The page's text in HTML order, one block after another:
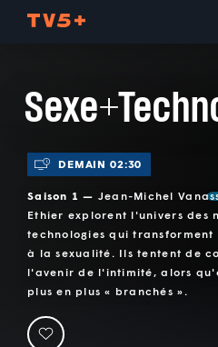
DEMAIN 02:30
Saison 1 — Jean-Michel
Ethier explorent l'univers des
technologies qui
à la sexualité. Ils tentent de
l'avenir de l'intimité, alors
plus en plus « branchés ».